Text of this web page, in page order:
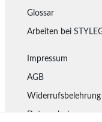
Glossar
Arbeiten bei
Impressum
AGB
Widerrufsbelehrung
Datenschutz